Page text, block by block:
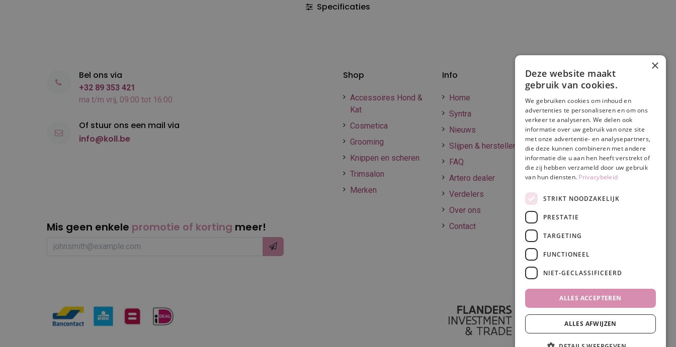
Specificaties
Info
Home
Syntra
Nieuws
Slijpen & herstellen
FAQ
Artero dealer
Verdelers
Over ons
Contact
Shop
Accessoires Hond &
Kat
Cosmetica
Grooming
Knippen en scheren
Trimsalon
Merken
Verzenden en
betalen
Online betalen
Retourneren
Algemene
voorwaarden
Privacy & Cookie
policy
Disclaimer
Mis geen enkele promotie of korting meer!
Bel ons via
+32 89 353 421
ma t/m vrij, 09:00 tot 16:00
Of stuur ons een mail via
info@koll.be
×
Deze website maakt
gebruik van cookies.
We gebruiken cookies om inhoud en
advertenties te personaliseren en om ons
verkeer te analyseren. We delen ook
informatie over uw gebruik van onze site
met onze advertentie- en analysepartners,
die deze kunnen combineren met andere
informatie die u aan hen heeft verstrekt of
die zij hebben verzameld door uw gebruik
van hun diensten. Privacybeleid
STRIKT NOODZAKELIJK
PRESTATIE
TARGETING
FUNCTIONEEL
NIET-GECLASSIFICEERD
ALLES ACCEPTEREN
ALLES AFWIJZEN